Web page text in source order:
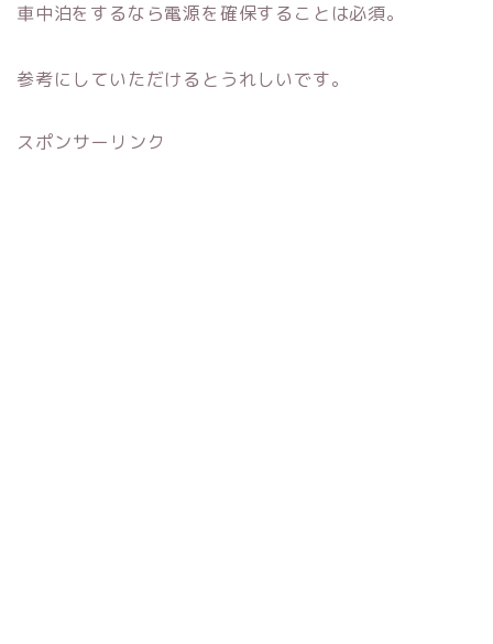
車中泊をするなら電源を確保することは必須。
参考にしていただけるとうれしいです。
スポンサーリンク